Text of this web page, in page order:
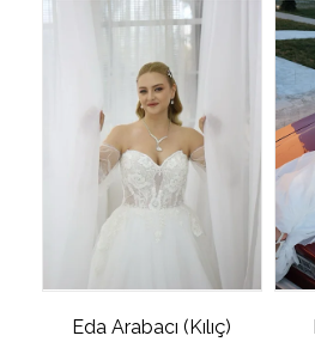
Eda Arabacı (Kılıç)